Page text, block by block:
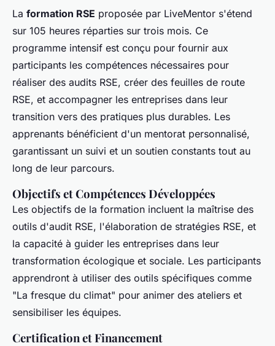
La formation RSE proposée par LiveMentor s'étend
sur 105 heures réparties sur trois mois. Ce
programme intensif est conçu pour fournir aux
participants les compétences nécessaires pour
réaliser des audits RSE, créer des feuilles de route
RSE, et accompagner les entreprises dans leur
transition vers des pratiques plus durables. Les
apprenants bénéficient d'un mentorat personnalisé,
garantissant un suivi et un soutien constants tout au
long de leur parcours.
Objectifs et Compétences Développées
Les objectifs de la formation incluent la maîtrise des
outils d'audit RSE, l'élaboration de stratégies RSE, et
la capacité à guider les entreprises dans leur
transformation écologique et sociale. Les participants
apprendront à utiliser des outils spécifiques comme
"La fresque du climat" pour animer des ateliers et
sensibiliser les équipes.
Certification et Financement